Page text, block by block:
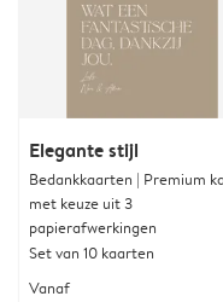
Elegante stijl
Bedankkaarten | Premium
met keuze uit 3
papierafwerkingen
Set van 10 kaarten
Vanaf